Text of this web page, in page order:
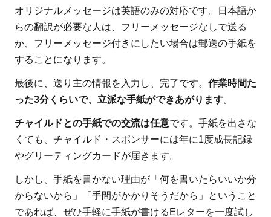
オリジナルメッセージは英語のみの対応です。日本語か
らの翻訳が必要な人は、フリーメッセージなしで送る
か、フリーメッセージ付きにしたい場合は郵送の手紙を
することになります。
最後に、送り主の情報を入力し、完了です。 作業時間た
った3分くらいで、立派な手紙ができあがります。
チャイルドとの手紙での交流は任意です。手紙を出さな
くても、チャイルド・スポンサーには年に1度成長記録
やグリーティングカードが届きます。
しかし、手紙を書かない理由が「何を書いたらいいか分
からないから」「手間がかかりそうだから」ということ
であれば、ぜひ手軽に手紙が書けるEレターを一度試し